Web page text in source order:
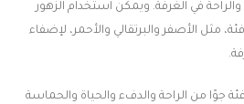
في الغرفة. ويمكن استخدام الزهور
مثل الأصفر والبرتقالي والأحمر، لإضفاء
جوًا من الراحة والدفء والحياة والحماسة